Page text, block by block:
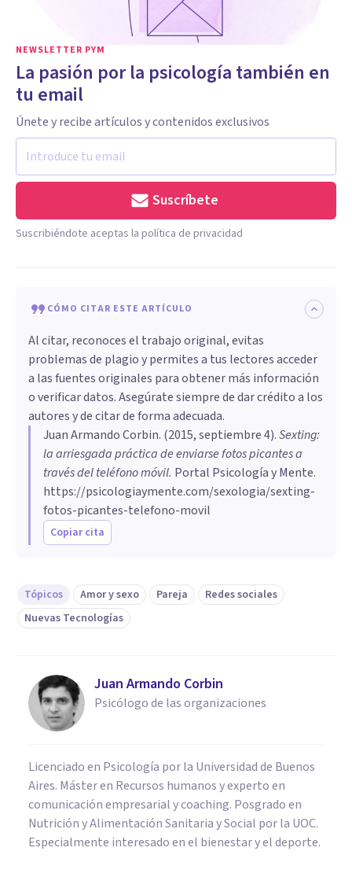
NEWSLETTER PYM
La pasión por la psicología también en
tu email
Únete y recibe artículos y contenidos exclusivos
Suscríbete
Suscribiéndote aceptas la política de privacidad
CÓMO CITAR ESTE ARTÍCULO
Al citar, reconoces el trabajo original, evitas
problemas de plagio y permites a tus lectores acceder
a las fuentes originales para obtener más información
o verificar datos. Asegúrate siempre de dar crédito a los
autores y de citar de forma adecuada.
Juan Armando Corbin. (2015, septiembre 4).Sexting:
la arriesgada práctica de enviarse fotos picantes a
través del teléfono móvil. Portal Psicología y Mente.
https://psicologiaymente.com/sexologia/sexting-
fotos-picantes-telefono-movil
Copiar cita
Tópicos Amor y sexo Pareja
Redes sociales
Nuevas Tecnologías
Juan Armando Corbin
Psicólogo de las organizaciones
Licenciado en Psicología por la Universidad de Buenos
Aires. Máster en Recursos humanos y experto en
comunicación empresarial y coaching. Posgrado en
Nutrición y Alimentación Sanitaria y Social por la UOC.
Especialmente interesado en el bienestar y el deporte.